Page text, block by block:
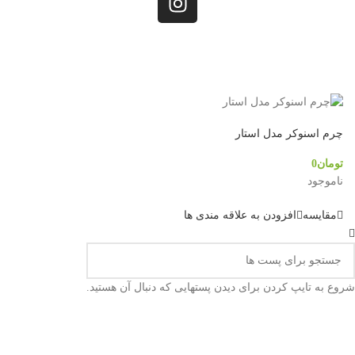
چرم اسنوکر مدل استار
تومان0
ناموجود
مقایسه افزودن به علاقه مندی ها
شروع به تایپ کردن برای دیدن پستهایی که دنبال آن هستید.